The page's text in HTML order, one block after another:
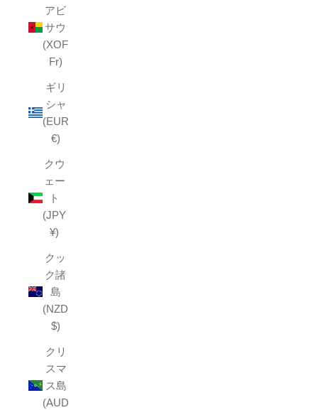
アビ
サウ
(XOF
Fr)
ギリ
シャ
(EUR
€)
クウ
ェー
ト
(JPY
¥)
クッ
ク諸
島
(NZD
$)
クリ
スマ
ス島
(AUD